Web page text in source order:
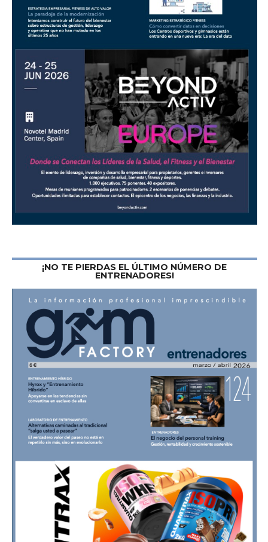
¡NO TE PIERDAS EL ÚLTIMO NÚMERO DE
ENTRENADORES!